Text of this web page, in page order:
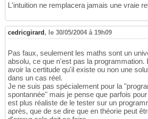
L'intuition ne remplacera jamais une vraie
cedricgirard , le 30/05/2004 à 19h09
Pas faux, seulement les maths sont un
absolu, ce que n'est pas la programmation.
avoir la certitude qu'il existe ou non une
dans un cas réel.
Je ne suis pas spécialement pour la
spontannée" mais je pense que parfois
est plus réaliste de le tester sur un
après, que de se dire que en théorie peut